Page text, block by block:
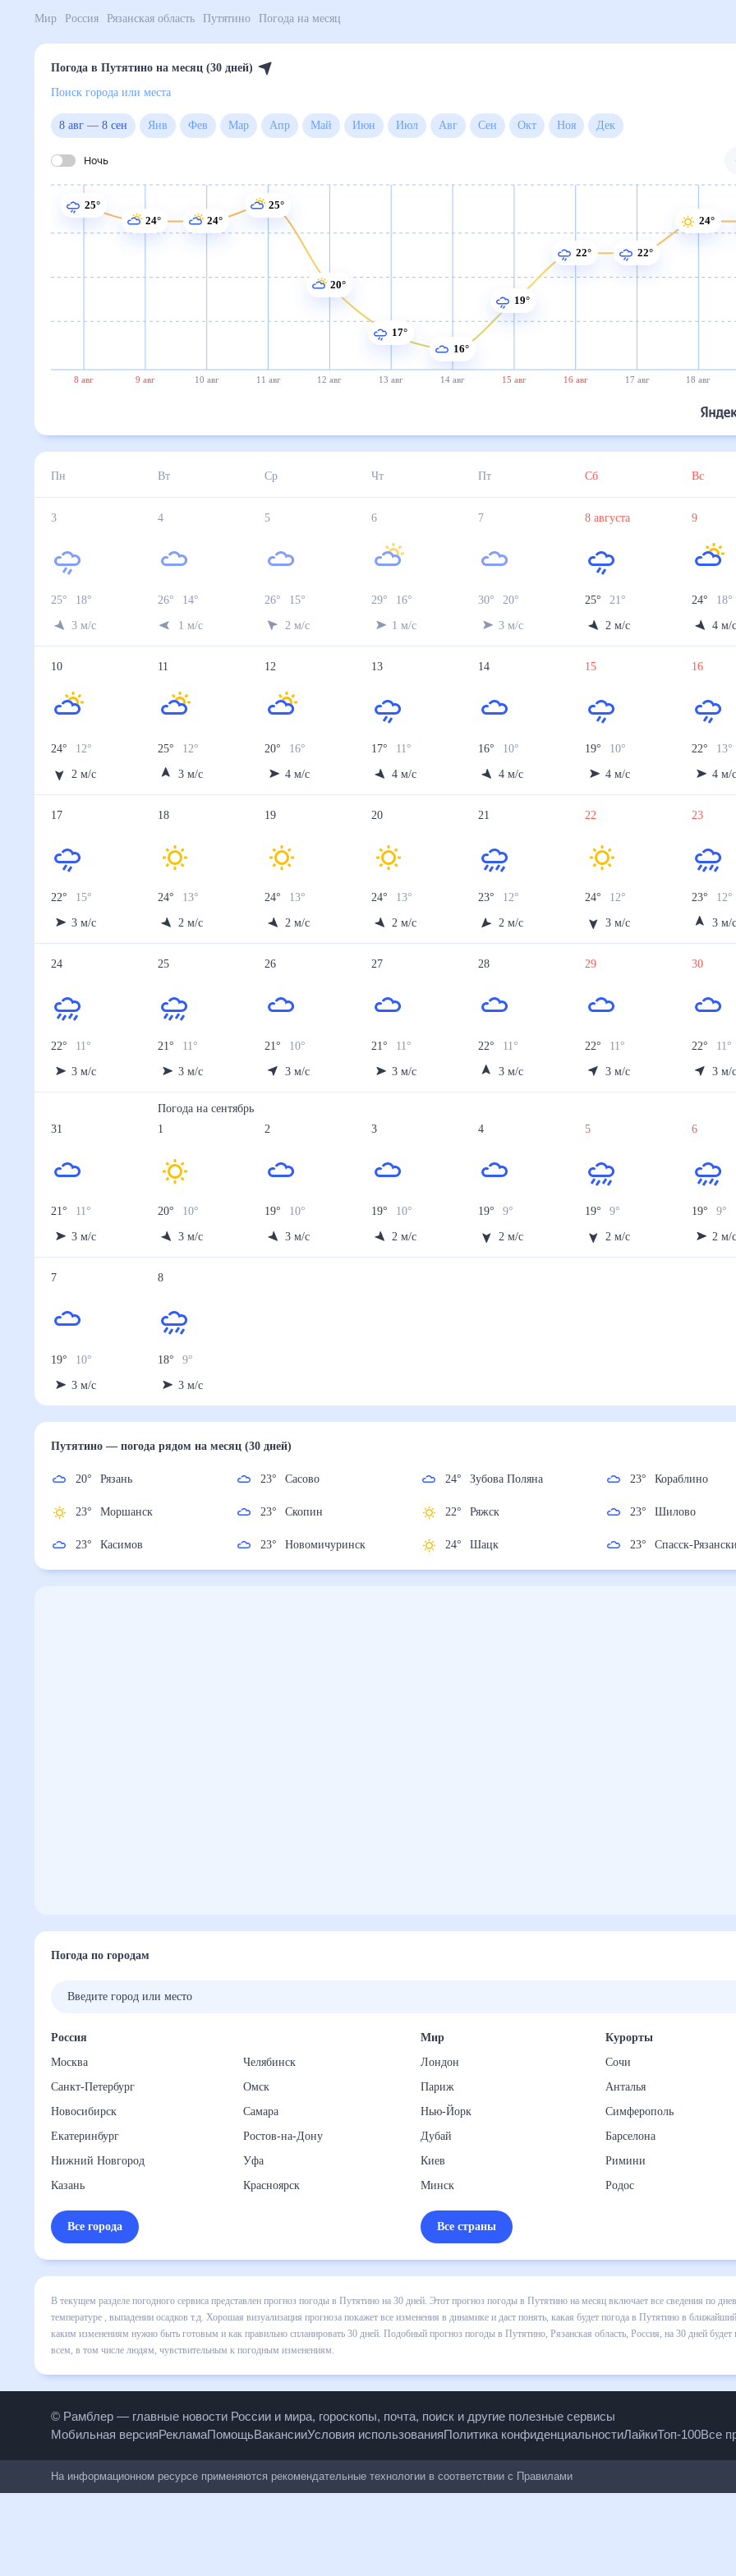
Мир Россия Рязанская область Путятино Погода на месяц
Погода в Путятино на месяц (30 дней)
Поиск города или места
8 авг— 8 сен Янв Фев Мар Апр Май Июн Июл Авг Сен Окт Ноя
Ночь
8 авг 9 авг 10 авг 11 авг 12 авг 13 авг 14 авг 15 авг 16 авг 17 авг 18 авг
25°
24°
24°
25°
20°
17°
16°
19°
22° 22°
24°
Пн Вт Ср Чт Пт Сб Вс
3
25° 18°
3 м/с
4
26° 14°
1 м/с
5
26° 15°
2 м/с
6
29° 16°
1 м/с
7
30° 20
3 м/с
8 августа
25° 21°
2 м/с
9
24° 18°
4 м/
10
24° 12°
2 м/с
11
25° 12°
3 м/с
12
20° 16°
4 м/с
13
17° 11°
4 м/с
14
16° 10°
4 м/с
15
19° 10°
4 м/с
16
22° 13°
4 м/
17
22° 15°
3 м/с
18
24° 13°
2 м/с
19
24° 13°
2 м/с
20
24° 13°
2 м/с
21
23° 12°
2 м/с
22
24° 12°
3 м/с
23
23° 12°
3 м/
24
22° 11°
3 м/с
25
21° 11°
3 м/с
26
21° 10°
3 м/с
27
21° 11°
3 м/с
28
22° 11°
3 м/с
29
22° 11°
3 м/с
30
22° 11°
3 м/
31
21° 11°
3 м/с
Погода насентябрь
1
20° 10°
3 м/с
2
19° 10°
3 м/с
3
19° 10°
2 м/с
4
19° 9°
2 м/с
5
19° 9°
2 м/с
6
19° 9°
2 м/
7
19° 10°
3 м/с
8
18° 9°
3 м/с
Путятино— погода рядомна месяц (30 дней)
20° Рязань
23° Моршанск
23° Касимов
23° Сасово
23° Скопин
23° Новомичуринск
24° Зубова Поляна
22° Ряжск
24° Шацк
23° Кораблино
23° Шилово
23° Спасск-
Погода по городам
Россия
Москва
Санкт-Петербург
Новосибирск
Екатеринбург
Нижний Новгород
Казань
Челябинск
Омск
Самара
Ростов-на-Дону
Уфа
Красноярск
Все города
Мир
Лондон
Париж
Нью-Йорк
Дубай
Киев
Минск
Курорты
Сочи
Анталья
Симферополь
Барселона
Римини
Родос
Все страны
В текущем разделе погодного сервиса представлен прогноз погоды в Путятино на 30 дней. Этот прогноз погоды в Путятино на
включает все сведения по дневной температуре , выпадении осадков т.д. Хорошая визуализация прогноза покажет все
динамике и даст понять, какая будет погода в Путятино в ближайший месяц, к каким изменениям нужно быть готовым и как
спланировать 30 дней. Подобный прогноз погоды в Путятино, Рязанская область, Россия, на 30 дней будет полезен всем, в том
© Рамблер — главные новости России и мира, гороскопы, почта, поиск и другие полезные сервисы
На информационном ресурсе применяются рекомендательные технологии в соответствии сПравилами